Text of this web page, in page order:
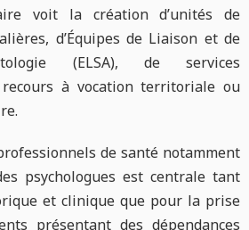
voit la création d’unités de
d’Équipes de Liaison et de
(ELSA), de services
recours à vocation territoriale ou
de santé notamment
psychologues est centrale tant
et clinique que pour la prise
présentant des dépendances